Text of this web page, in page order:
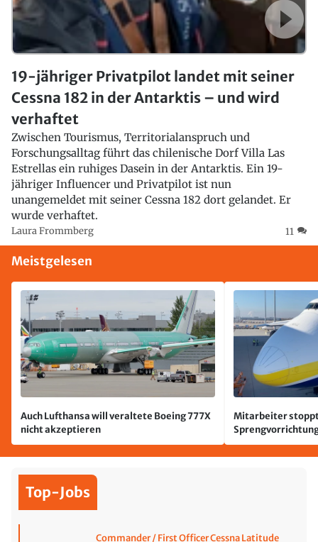
19-jähriger Privatpilot landet mit seiner
Cessna 182 in der Antarktis – und wird
verhaftet
Zwischen Tourismus, Territorialanspruch und
Forschungsalltag führt das chilenische Dorf Villa Las
Estrellas ein ruhiges Dasein in der Antarktis. Ein 19-
jähriger Influencer und Privatpilot ist nun
unangemeldet mit seiner Cessna 182 dort gelandet. Er
wurde verhaftet.
Laura Frommberg 11
Meistgelesen
Auch Lufthansa will veraltete Boeing 777X
nicht akzeptieren
Mitarbeiter
Leipzig/Halle
Top-Jobs
Commander / First Officer Cessna Latitude